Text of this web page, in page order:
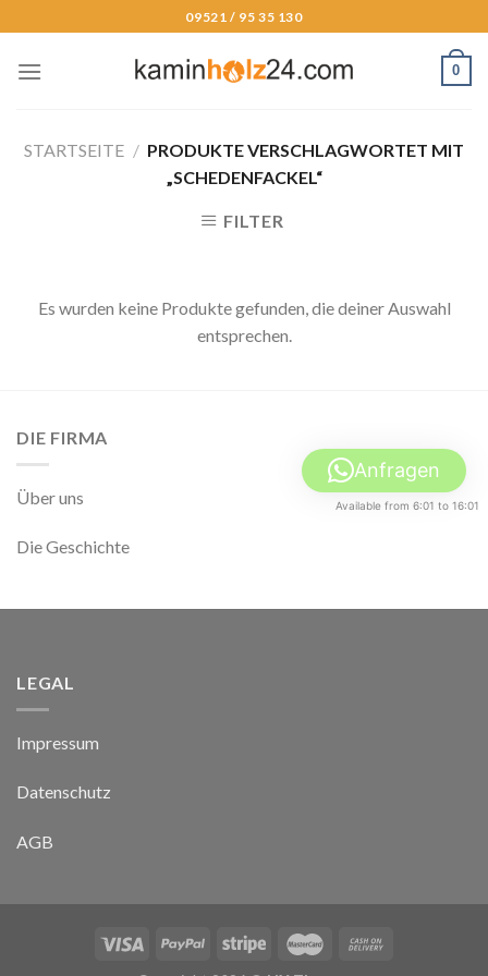
to
content
09521 / 95 35 130
0
STARTSEITE / PRODUKTE VERSCHLAGWORTET MIT
„SCHEDENFACKEL“
FILTER
Es wurden keine Produkte gefunden, die deiner Auswahl
entsprechen.
DIE FIRMA
Über uns
Die Geschichte
LEGAL
Impressum
Datenschutz
AGB
Anfragen
Available from 6:01 to 16:01